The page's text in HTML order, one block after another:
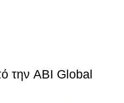
την ABI Global